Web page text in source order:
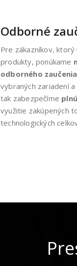
Odborné
Pre zákazníkov, ktorý
produkty, ponúkame
odborného zaučenia
vybraných zariadení
tak zabezpečíme
využitie zakúpených
technologických